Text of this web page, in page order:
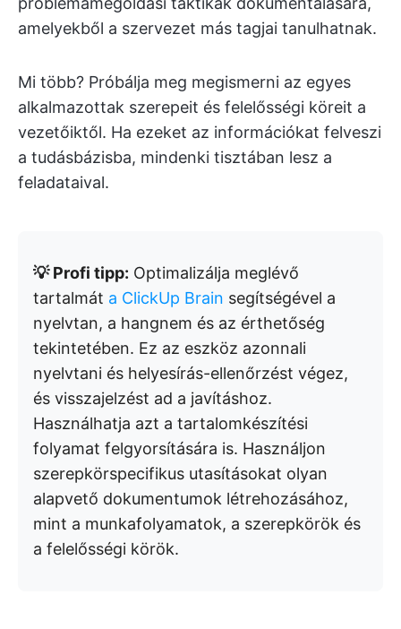
amelyekből a szervezet más tagjai tanulhatnak.
Mi több? Próbálja meg megismerni az egyes
alkalmazottak szerepeit és felelősségi köreit a
vezetőiktől. Ha ezeket az információkat felveszi
a tudásbázisba, mindenki tisztában lesz a
feladataival.
💡 Profi tipp: Optimalizálja meglévő
tartalmát a ClickUp Brain segítségével a
nyelvtan, a hangnem és az érthetőség
tekintetében. Ez az eszköz azonnali
nyelvtani és helyesírás-ellenőrzést végez,
és visszajelzést ad a javításhoz.
Használhatja azt a tartalomkészítési
folyamat felgyorsítására is. Használjon
szerepkörspecifikus utasításokat olyan
alapvető dokumentumok létrehozásához,
mint a munkafolyamatok, a szerepkörök és
a felelősségi körök.